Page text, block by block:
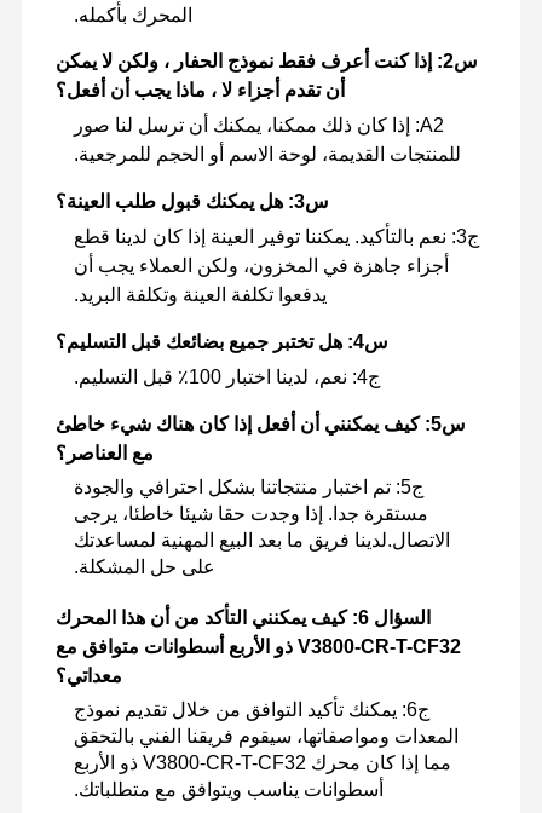
المحرك بأكمله.
س2: إذا كنت أعرف فقط نموذج الحفار ، ولكن لا يمكن
أن تقدم أجزاء لا ، ماذا يجب أن أفعل؟
A2: إذا كان ذلك ممكنا، يمكنك أن ترسل لنا صور
للمنتجات القديمة، لوحة الاسم أو الحجم للمرجعية.
س3: هل يمكنك قبول طلب العينة؟
ج3: نعم بالتأكيد. يمكننا توفير العينة إذا كان لدينا قطع
أجزاء جاهزة في المخزون، ولكن العملاء يجب أن
يدفعوا تكلفة العينة وتكلفة البريد.
س4: هل تختبر جميع بضائعك قبل التسليم؟
ج4: نعم، لدينا اختبار 100٪ قبل التسليم.
س5: كيف يمكنني أن أفعل إذا كان هناك شيء خاطئ
مع العناصر؟
ج5: تم اختبار منتجاتنا بشكل احترافي والجودة
مستقرة جدا. إذا وجدت حقا شيئا خاطئا، يرجى
الاتصال.لدينا فريق ما بعد البيع المهنية لمساعدتك
على حل المشكلة.
السؤال 6: كيف يمكنني التأكد من أن هذا المحرك
V3800-CR-T-CF32 ذو الأربع أسطوانات متوافق مع
معداتي؟
ج6: يمكنك تأكيد التوافق من خلال تقديم نموذج
المعدات ومواصفاتها، سيقوم فريقنا الفني بالتحقق
مما إذا كان محرك V3800-CR-T-CF32 ذو الأربع
أسطوانات يناسب ويتوافق مع متطلباتك.